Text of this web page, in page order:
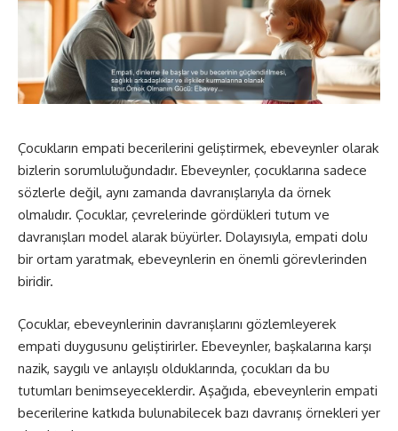
Çocukların empati becerilerini geliştirmek, ebeveynler olarak
bizlerin sorumluluğundadır. Ebeveynler, çocuklarına sadece
sözlerle değil, aynı zamanda davranışlarıyla da örnek
olmalıdır. Çocuklar, çevrelerinde gördükleri tutum ve
davranışları model alarak büyürler. Dolayısıyla, empati dolu
bir ortam yaratmak, ebeveynlerin en önemli görevlerinden
biridir.
Çocuklar, ebeveynlerinin davranışlarını gözlemleyerek
empati duygusunu geliştirirler. Ebeveynler, başkalarına karşı
nazik, saygılı ve anlayışlı olduklarında, çocukları da bu
tutumları benimseyeceklerdir. Aşağıda, ebeveynlerin empati
becerilerine katkıda bulunabilecek bazı davranış örnekleri yer